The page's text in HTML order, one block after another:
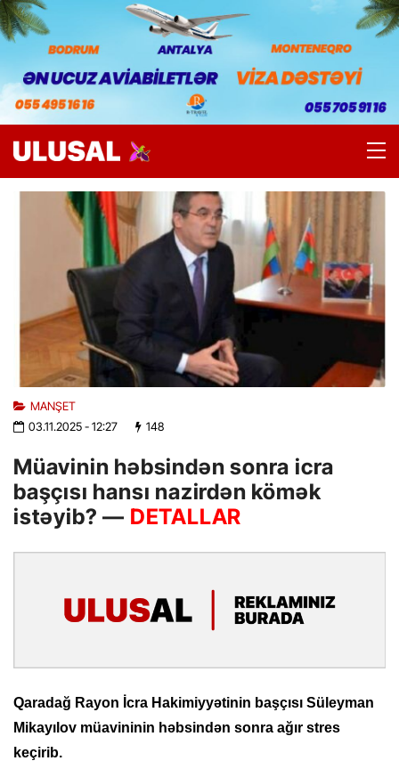
MANŞET
03.11.2025- 12:27 148
Müavinin həbsindən sonra icra
başçısı hansı nazirdən kömək
istəyib? — DETALLAR
Qaradağ Rayon İcra Hakimiyyətinin başçısı Süleyman
Mikayılov müavininin həbsindən sonra ağır stres
keçirib.